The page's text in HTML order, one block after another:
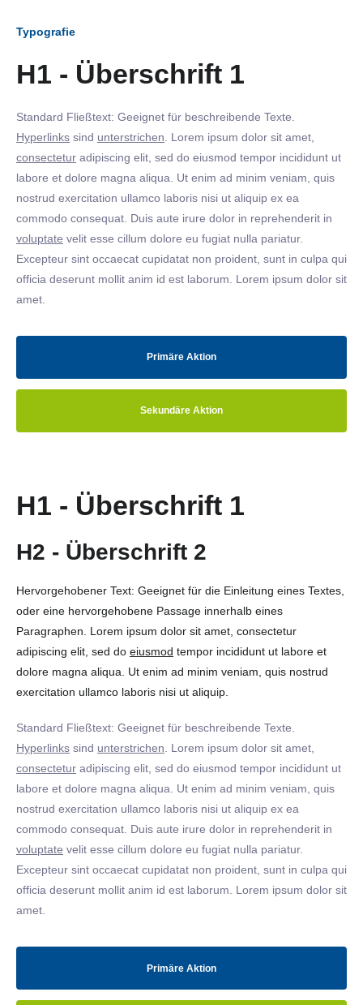
Typografie
H1 - Überschrift 1
Standard Fließtext: Geeignet für beschreibende Texte.
Hyperlinks sind unterstrichen . Lorem ipsum dolor sit amet,
consectetur adipiscing elit, sed do eiusmod tempor incididunt ut
labore et dolore magna aliqua. Ut enim ad minim veniam, quis
nostrud exercitation ullamco laboris nisi ut aliquip ex ea
commodo consequat. Duis aute irure dolor in reprehenderit in
voluptate velit esse cillum dolore eu fugiat nulla pariatur.
Excepteur sint occaecat cupidatat non proident, sunt in culpa qui
officia deserunt mollit anim id est laborum. Lorem ipsum dolor sit
amet.
Primäre Aktion
Sekundäre Aktion
H1 - Überschrift 1
H2 - Überschrift 2
Hervorgehobener Text: Geeignet für die Einleitung eines Textes,
oder eine hervorgehobene Passage innerhalb eines
Paragraphen. Lorem ipsum dolor sit amet, consectetur
adipiscing elit, sed do eiusmod tempor incididunt ut labore et
dolore magna aliqua. Ut enim ad minim veniam, quis nostrud
exercitation ullamco laboris nisi ut aliquip.
Standard Fließtext: Geeignet für beschreibende Texte.
Hyperlinks sind unterstrichen . Lorem ipsum dolor sit amet,
consectetur adipiscing elit, sed do eiusmod tempor incididunt ut
labore et dolore magna aliqua. Ut enim ad minim veniam, quis
nostrud exercitation ullamco laboris nisi ut aliquip ex ea
commodo consequat. Duis aute irure dolor in reprehenderit in
voluptate velit esse cillum dolore eu fugiat nulla pariatur.
Excepteur sint occaecat cupidatat non proident, sunt in culpa qui
officia deserunt mollit anim id est laborum. Lorem ipsum dolor sit
amet.
Primäre Aktion